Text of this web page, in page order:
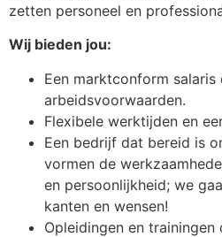
zetten personeel en
Wij bieden jou:
Een marktconform salaris
arbeidsvoorwaarden.
Flexibele werktijden en
Een bedrijf dat bereid is
vormen de
en persoonlijkheid; we
kanten en wensen!
Opleidingen en